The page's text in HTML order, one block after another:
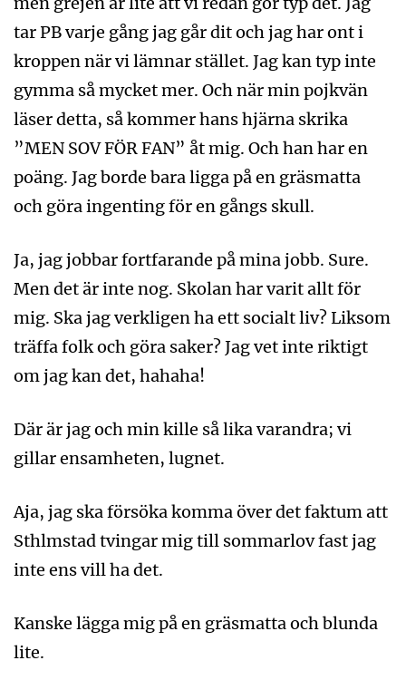
tar PB varje gång jag går dit och jag har ont i
kroppen när vi lämnar stället. Jag kan typ inte
gymma så mycket mer. Och när min pojkvän
läser detta, så kommer hans hjärna skrika
”MEN SOV FÖR FAN” åt mig. Och han har en
poäng. Jag borde bara ligga på en gräsmatta
och göra ingenting för en gångs skull.
Ja, jag jobbar fortfarande på mina jobb. Sure.
Men det är inte nog. Skolan har varit allt för
mig. Ska jag verkligen ha ett socialt liv? Liksom
träffa folk och göra saker? Jag vet inte riktigt
om jag kan det, hahaha!
Där är jag och min kille så lika varandra; vi
gillar ensamheten, lugnet.
Aja, jag ska försöka komma över det faktum att
Sthlmstad tvingar mig till sommarlov fast jag
inte ens vill ha det.
Kanske lägga mig på en gräsmatta och blunda
lite.